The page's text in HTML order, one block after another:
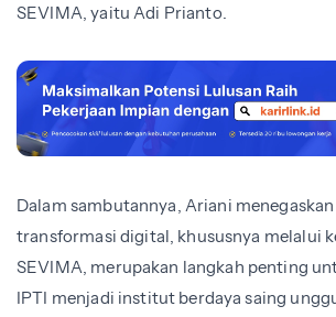
SEVIMA, yaitu Adi Prianto.
Dalam sambutannya, Ariani
transformasi digital, khususnya melalui
SEVIMA, merupakan langkah penting
IPTI menjadi institut berdaya saing